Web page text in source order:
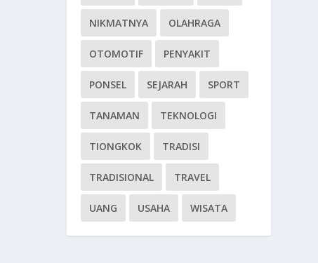
NIKMATNYA OLAHRAGA
OTOMOTIF PENYAKIT
PONSEL SEJARAH SPORT
TANAMAN TEKNOLOGI
TIONGKOK TRADISI
TRADISIONAL TRAVEL
UANG USAHA WISATA